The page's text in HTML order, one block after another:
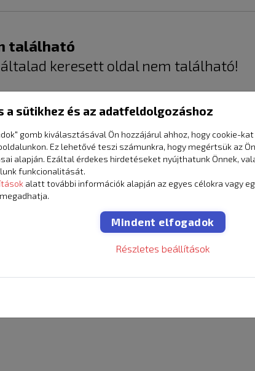
található
keresett oldal nem található!
a sütikhez és az adatfeldolgozáshoz
gomb kiválasztásával Ön hozzájárul ahhoz, hogy cookie-
Ez lehetővé teszi számunkra, hogy megértsük az
alapján. Ezáltal érdekes hirdetéseket nyújthatunk Önnek,
funkcionalitását.
alatt további információk alapján az egyes célokra vagy
Mindent elfogadok
Részletes beállítások